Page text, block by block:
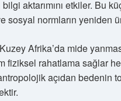
aktarımını etkiler. Bu
sosyal normların yeniden
Afrika’da mide
fiziksel rahatlama sağlar
açıdan bedenin